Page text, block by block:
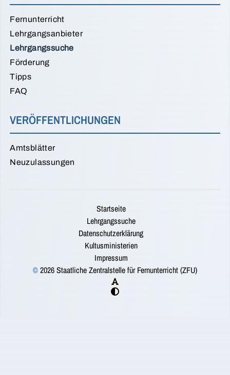
Fernunterricht
Lehrgangsanbieter
Lehrgangssuche
Förderung
Tipps
FAQ
VERÖFFENTLICHUNGEN
Amtsblätter
Neuzulassungen
Startseite
Lehrgangssuche
Datenschutzerklärung
Kultusministerien
Impressum
©2026 Staatliche Zentralstelle für Fernunterricht (ZFU)